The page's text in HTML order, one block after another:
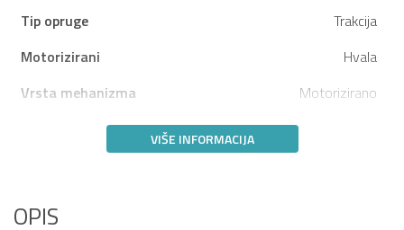
Tip opruge
Trakcija
Motorizirani
Hvala
Vrsta mehanizma
Motorizirano
VIŠE INFORMACIJA
OPIS